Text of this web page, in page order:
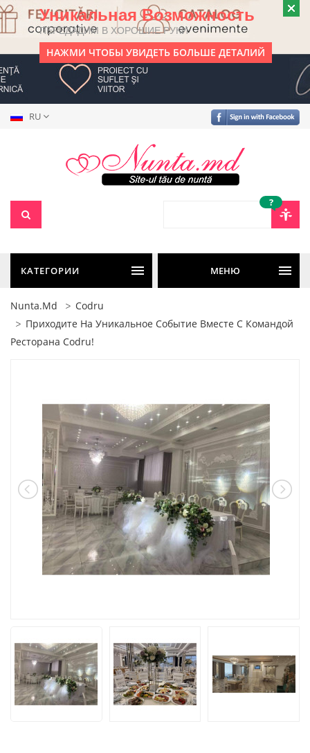
Уникальная Возможность
ПЕРЕДАДИМ В ХОРОШИЕ РУКИ
НАЖМИ ЧТОБЫ УВИДЕТЬ БОЛЬШЕ ДЕТАЛИЙ
RU
?
КАТЕГОРИИ МЕНЮ
Nunta.md
Codru
Приходите На Уникальное Событие Вместе С Командой
Ресторана Codru!